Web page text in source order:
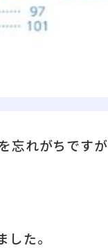
忘れがちですが
た。